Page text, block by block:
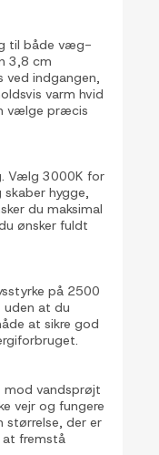
til både væg-
3,8 cm
indgangen,
varm hvid
vælge præcis
Vælg 3000K for
hygge,
du maksimal
ønsker fuldt
på 2500
uden at du
at sikre god
vandsprøjt
vejr og fungere
størrelse, der er
at fremstå